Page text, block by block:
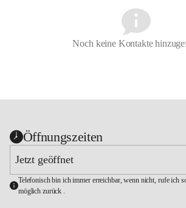
Noch keine Kontakte
Öffnungszeiten
Jetzt geöffnet
Telefonisch bin ich immer erreichbar, wenn nicht, rufe ich
möglich zurück .